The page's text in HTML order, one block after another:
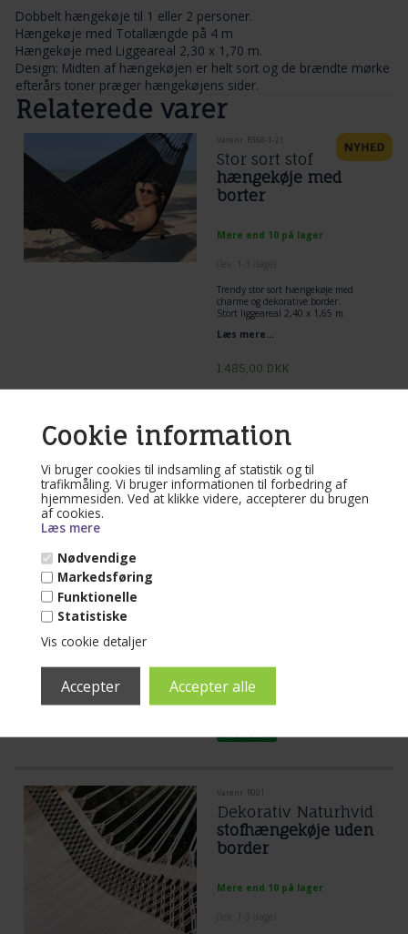
Cookie information
Vi bruger cookies til indsamling af statistik og til
trafikmåling. Vi bruger informationen til forbedring af
hjemmesiden. Ved at klikke videre, accepterer du brugen
af cookies.
Læs mere
Nødvendige
Markedsføring
Funktionelle
Statistiske
Vis cookie detaljer
Dobbelt hængekøje til 1 eller 2 personer.
Hængekøje med Totallængde på 4 m
Hængekøje med Liggeareal 2,30 x 1,70 m.
Design: Midten af hængekøjen er helt sort og de brændte mørke
efterårs toner præger hængekøjens sider.
Relaterede varer
Varenr. R360-1-21
Stor sort stof
hængekøje med
borter
Mere end 10 på lager
Trendy stor sort hængekøje med
charme og dekorative border.
Stort liggeareal 2,40 x 1,65 m.
Læs mere...
1.485,00 DKK
Varenr. R001-1
Dekorativ livsstils
hængekøje i stof
brugskunst hængekøje til afslapning.
1.299,00
Varenr. R001
Dekorativ Naturhvid
stofhængekøje uden
border
Mere end 10 på lager